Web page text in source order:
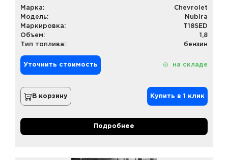
Марка:
Chevrolet
Модель:
Nubira
Маркировка:
T18SED
Объем:
1,8
Тип топлива:
бензин
Уточнить стоимость на складе
В корзину Купить в 1 клик
Подробнее